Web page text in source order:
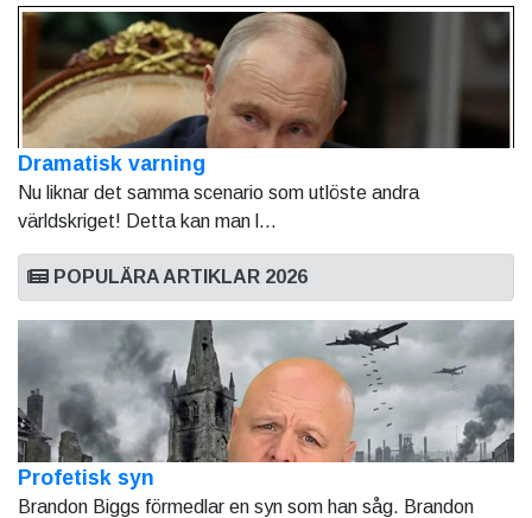
Dramatisk varning
Nu liknar det samma scenario som utlöste andra
världskriget! Detta kan man l...
POPULÄRA ARTIKLAR 2026
Profetisk syn
Brandon Biggs förmedlar en syn som han såg. Brandon